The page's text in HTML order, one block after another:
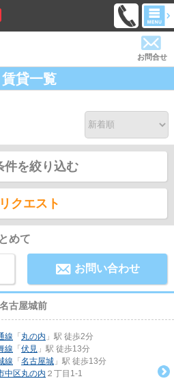
お問合せ
貸一覧
件を絞り込む
クエスト
めて
お問い合わせ
古屋城前
線 「 丸の内 」駅 徒歩2分
線 「 伏見 」駅 徒歩13分
線 「 名古屋城 」駅 徒歩13分
中区丸の内 ２丁目1-1